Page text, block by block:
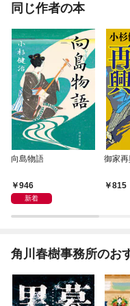
同じ作者の本
向島物語
946
新着
御家
815
角川春樹事務所のお